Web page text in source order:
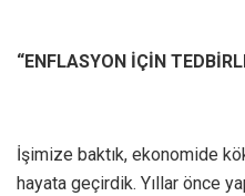
“ENFLASYON İÇİN
İşimize baktık, ekonomide
hayata geçirdik. Yıllar önce